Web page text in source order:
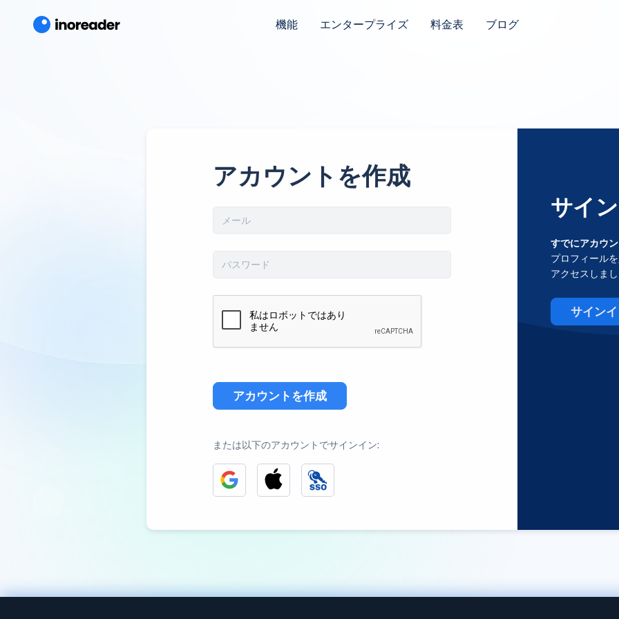
機能 エンタープライズ 料金表 ブログ
アカウントを作成
アカウントを作成
または以下のアカウントでサインイン:
サイ
すでにアカウ
プロフィール
アクセスしま
サイン